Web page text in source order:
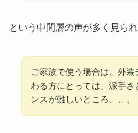
という中間層の声が多く見られ
ご家族で使う場合は、外
わる方にとっては、派手さ
ンスが難しいところ、、、